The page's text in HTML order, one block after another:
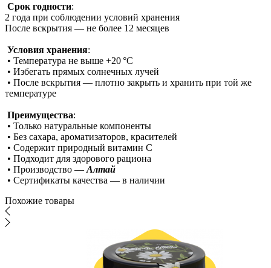
Срок годности:
2 года при соблюдении условий хранения
После вскрытия — не более 12 месяцев
Условия хранения:
• Температура не выше +20 °C
• Избегать прямых солнечных лучей
• После вскрытия — плотно закрыть и хранить при той же
температуре
Преимущества:
• Только натуральные компоненты
• Без сахара, ароматизаторов, красителей
• Содержит природный витамин С
• Подходит для здорового рациона
• Производство — Алтай
• Сертификаты качества — в наличии
Похожие товары